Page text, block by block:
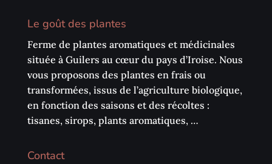
Le goût des plantes
Ferme de plantes aromatiques et médicinales
située à Guilers au cœur du pays d’Iroise. Nous
vous proposons des plantes en frais ou
transformées, issus de l’agriculture biologique,
en fonction des saisons et des récoltes :
tisanes, sirops, plants aromatiques, …
Contact